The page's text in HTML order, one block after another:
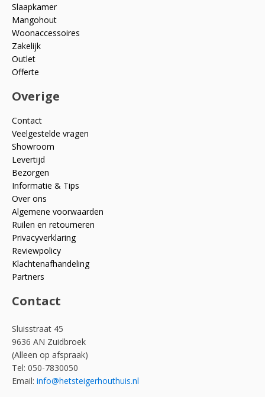
Slaapkamer
Mangohout
Woonaccessoires
Zakelijk
Outlet
Offerte
Overige
Contact
Veelgestelde vragen
Showroom
Levertijd
Bezorgen
Informatie & Tips
Over ons
Algemene voorwaarden
Ruilen en retourneren
Privacyverklaring
Reviewpolicy
Klachtenafhandeling
Partners
Contact
Sluisstraat 45
9636 AN Zuidbroek
(Alleen op afspraak)
Tel: 050-7830050
Email: info@hetsteigerhouthuis.nl